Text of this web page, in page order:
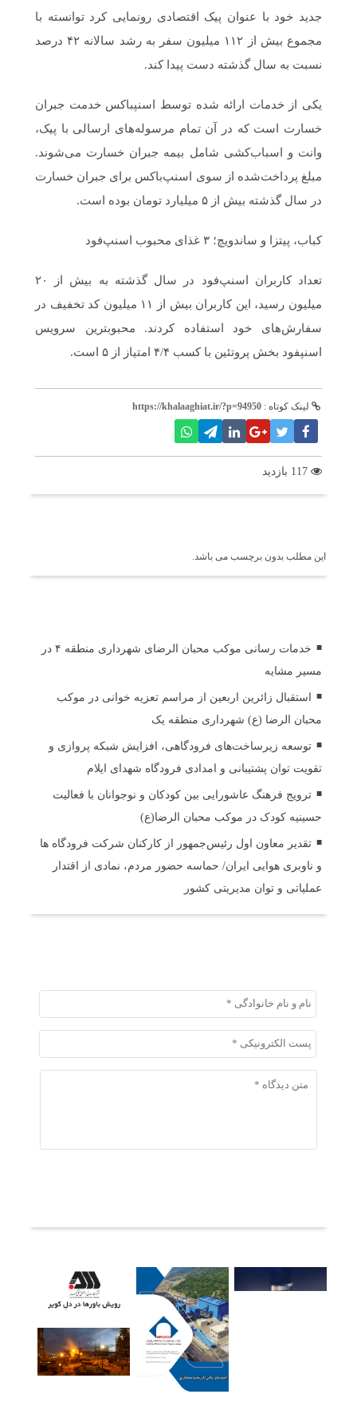
جدید خود با عنوان پیک اقتصادی رونمایی کرد توانسته با
مجموع بیش از ۱۱۲ میلیون سفر به رشد سالانه ‎ ۴۲درصد
نسبت به سال گذشته دست پیدا کند.
یکی از خدمات ارائه شده توسط اسنپ‎باکس خدمت جبران
خسارت است که در آن تمام مرسوله‌های ارسالی با پیک،
وانت و اسباب‌کشی شامل بیمه‌ جبران خسارت می‌شوند.
مبلغ پرداخت‌شده از سوی اسنپ‌باکس برای جبران خسارت‌
در سال گذشته بیش از ۵ میلیارد تومان بوده است.
کباب، پیتزا و ساندویچ؛ ۳ غذای محبوب اسنپ‌فود
تعداد کاربران اسنپ‌فود در سال گذشته به بیش از ۲۰
میلیون رسید، این کاربران بیش از ۱۱ میلیون کد تخفیف در
سفارش‌های خود استفاده کردند. محبوب‎ترین سرویس
اسنپ‎فود بخش پروتئین با کسب ۴/۴ امتیاز از ۵ است.
لینک کوتاه : https://khalaaghiat.ir/?p=94950
این مطلب بدون برچسب می باشد.
خدمات رسانی موکب محبان الرضای شهرداری منطقه ۴ در
مسیر مشایه
استقبال زائرین اربعین از مراسم تعزیه خوانی در موکب
محبان الرضا (ع) شهرداری منطقه یک
توسعه زیرساخت‌های فرودگاهی، افزایش شبکه پروازی و
تقویت توان پشتیبانی و امدادی فرودگاه شهدای ایلام
ترویج فرهنگ عاشورایی بین کودکان و نوجوانان با فعالیت
حسینیه کودک در موکب محبان الرضا(ع)
تقدیر معاون اول رئیس‌جمهور از کارکنان شرکت فرودگاه ها
و ناوبری هوایی ایران/ حماسه حضور مردم، نمادی از اقتدار
عملیاتی و توان مدیریتی کشور